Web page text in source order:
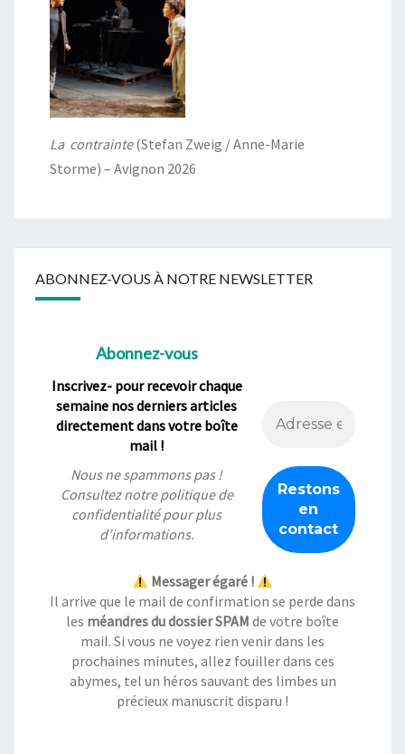
La contrainte(Stefan Zweig / Anne-Marie
Storme) – Avignon 2026
ABONNEZ-VOUS À NOTRE NEWSLETTER
Abonnez-vous
Inscrivez- pour recevoir chaque
semaine nos derniers articles
directement dans votre boîte
mail !
Nous ne spammons pas !
Consultez notrepolitique de
confidentialitépour plus
d’informations.
Messager égaré !
Il arrive que le mail de confirmation se perde dans
les méandres du dossier SPAM de votre boîte
mail. Si vous ne voyez rien venir dans les
prochaines minutes, allez fouiller dans ces
abymes, tel un héros sauvant des limbes un
précieux manuscrit disparu !